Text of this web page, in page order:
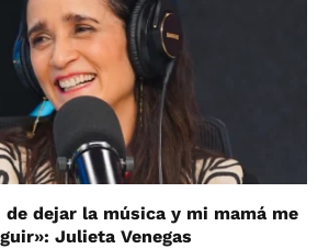
dejar la música y mi mamá me
Julieta Venegas